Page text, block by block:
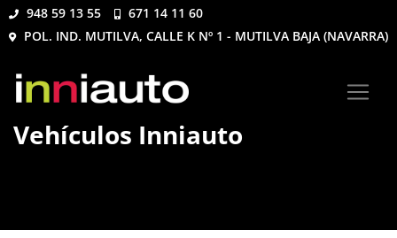
948 59 13 55
671 14 11 60
POL. IND. MUTILVA, CALLE K Nº 1 - MUTILVA BAJA (NAVARRA)
Vehículos Inniauto